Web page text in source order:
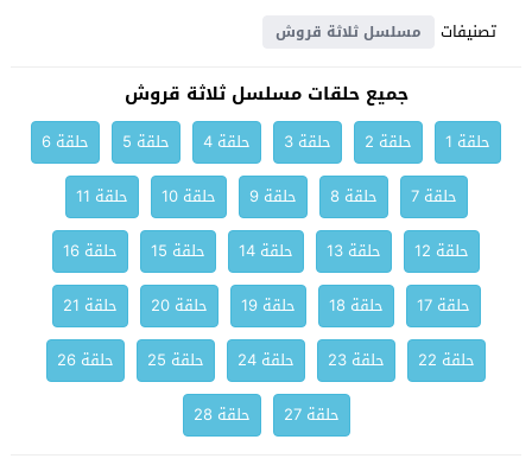
تصنيفات
مسلسل ثلاثة قروش
جميع حلقات مسلسل ثلاثة قروش
حلقة 1 حلقة 2 حلقة 3 حلقة 4 حلقة 5
حلقة 6
حلقة 7
حلقة 8 حلقة 9 حلقة 10
حلقة 11
حلقة 12
حلقة 13 حلقة 14 حلقة 15
حلقة 16
حلقة 17
حلقة 18 حلقة 19 حلقة 20
حلقة 21
حلقة 22
حلقة 23 حلقة 24 حلقة 25
حلقة 26
حلقة 27
حلقة 28